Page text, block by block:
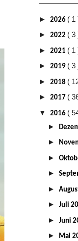
► 2026 ( 1
► 2022 ( 3
► 2021 ( 1
► 2019 ( 3
► 2018 (
► 2017 (
▼ 2016 (
►
►
►
►
►
► Juli
► Juni
►
Mai